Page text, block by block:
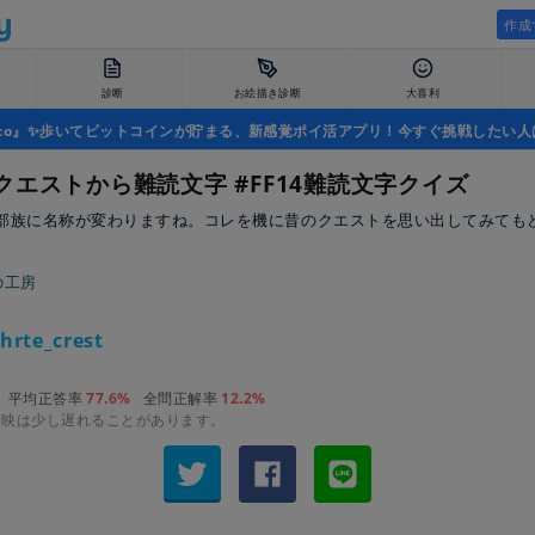
作成
診断 お絵描き診断 大喜利
』✨歩いてビットコインが貯まる、新感覚ポイ活アプリ！今すぐ挑戦したい人
エストから難読文字 #FF14難読文字クイズ
族に名称が変わりますね。コレを機に昔のクエストを思い出してみても
房
平均正答率77.6% 全問正解率 12.2%
は少し遅れることがあります。